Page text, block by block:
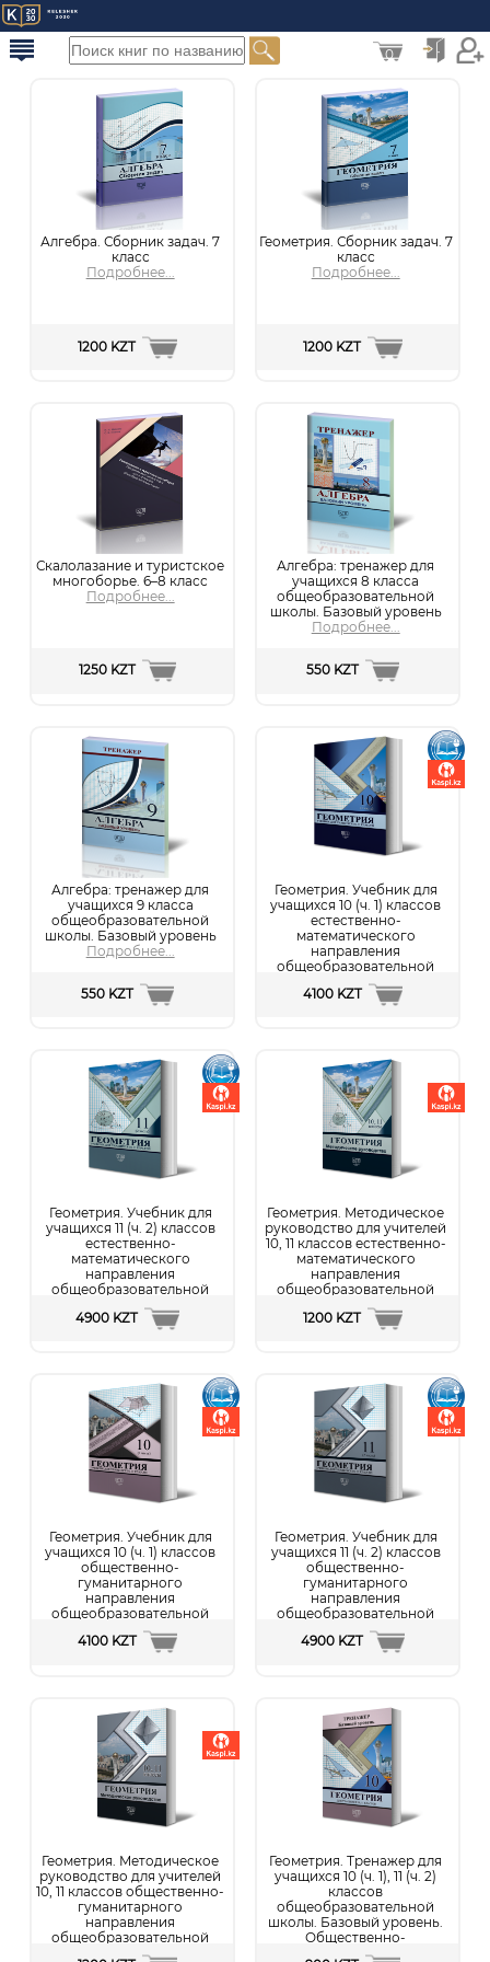
0
Алгебра. Сборник задач. 7
класс
Подробнее...
1200 KZT
Геометрия. Сборник задач. 7
класс
Подробнее...
1200 KZT
Скалолазание и туристское
многоборье. 6–8 класс
Подробнее...
1250 KZT
Алгебра: тренажер для
учащихся 8 класса
общеобразовательной
школы. Базовый уровень
Подробнее...
550 KZT
Алгебра: тренажер для
учащихся 9 класса
общеобразовательной
школы. Базовый уровень
Подробнее...
550 KZT
Геометрия. Учебник для
учащихся 10 (ч. 1) классов
естественно-
математического
направления
общеобразовательной
школы. В двух частях. 10
класс (ч. 1)
4100 KZT
Геометрия. Учебник для
учащихся 11 (ч. 2) классов
естественно-
математического
направления
общеобразовательной
школы. В двух частях. 11
класс (ч. 2) + ЭП
4900 KZT
Геометрия. Методическое
руководство для учителей
10, 11 классов естественно-
математического
направления
общеобразовательной
школы
Подробнее...
1200 KZT
Геометрия. Учебник для
учащихся 10 (ч. 1) классов
общественно-
гуманитарного
направления
общеобразовательной
школы. В двух частях. 10
класс (ч. 1)
4100 KZT
Геометрия. Учебник для
учащихся 11 (ч. 2) классов
общественно-
гуманитарного
направления
общеобразовательной
школы. В двух частях. 11
класс (ч. 2)
4900 KZT
Геометрия. Методическое
руководство для учителей
10, 11 классов общественно-
гуманитарного
направления
общеобразовательной
школы
Геометрия. Тренажер для
учащихся 10 (ч. 1), 11 (ч. 2)
классов
общеобразовательной
школы. Базовый уровень.
Общественно-
гуманитарное и